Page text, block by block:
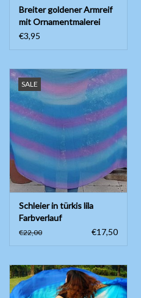
Breiter goldener Armreif
mit Ornamentmalerei
€3,95
SALE
Schleier in türkis lila
Farbverlauf
€22,00 €17,50